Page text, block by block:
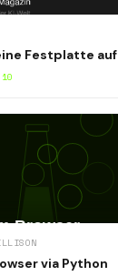
Festplatte auf
via Python